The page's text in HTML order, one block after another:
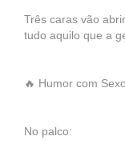
Três caras vão
tudo aquilo que a
🔥 Humor com
No palco: